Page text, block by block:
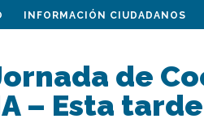
INFORMACIÓN CIUDADANOS
de
– Esta